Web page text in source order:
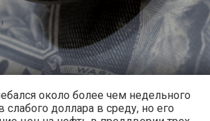
около более чем недельного
доллара в среду, но его